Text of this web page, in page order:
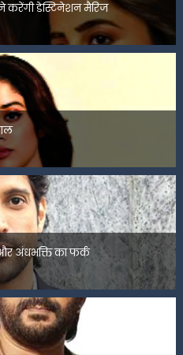
डेस्टिनेशन मैरिज
अंधभक्ति का फर्क